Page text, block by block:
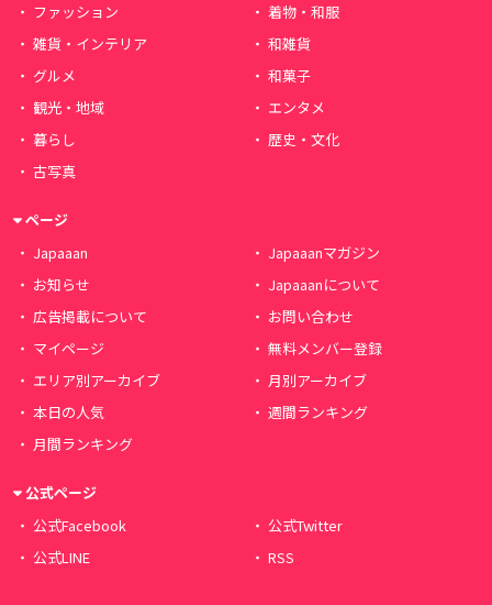
ファッション
着物・和服
雑貨・インテリア
和雑貨
グルメ
和菓子
観光・地域
エンタメ
暮らし
歴史・文化
古写真
ページ
Japaaan
Japaaanマガジン
お知らせ
Japaaanについて
広告掲載について
お問い合わせ
マイページ
無料メンバー登録
エリア別アーカイブ
月別アーカイブ
本日の人気
週間ランキング
月間ランキング
公式ページ
公式Facebook
公式Twitter
公式LINE
RSS